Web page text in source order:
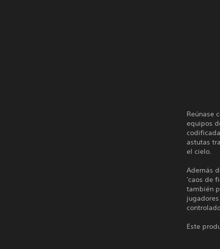
Reúnase
equipos
astutas
el cielo.
Además
'caos de
también
Este